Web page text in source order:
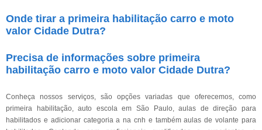
Onde tirar a primeira habilitação carro e moto
valor Cidade Dutra?
Precisa de informações sobre primeira
habilitação carro e moto valor Cidade Dutra?
Conheça nossos serviços, são opções variadas que oferecemos, como
primeira habilitação, auto escola em São Paulo, aulas de direção para
habilitados e adicionar categoria a na cnh e também aulas de volante para